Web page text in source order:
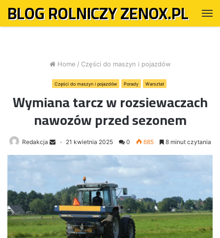
BLOG ROLNICZY ZENOX.PL
Home / Części do maszyn i pojazdów
Części do maszyn i pojazdów Porady Warsztat
Wymiana tarcz w rozsiewaczach
nawozów przed sezonem
Redakcja 21 kwietnia 2025 0 685 8 minut czytania